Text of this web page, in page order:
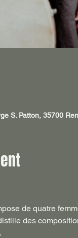
S. Patton, 35700
de quatre
des